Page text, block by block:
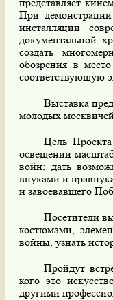
При демонстрации
инсталляции
документальной
создать
обозрения в
соответствующую
Выставка
молодых
Цель Проекта
освещении
войн; дать
внуками и
и завоевавшего
Посетители
костюмами,
войны, узнать
Пройдут
кого это
другими